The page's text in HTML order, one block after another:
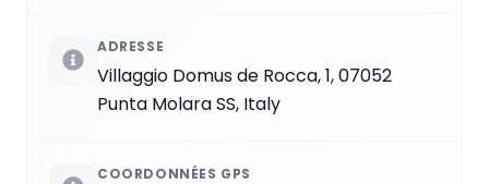
ADRESSE
Villaggio Domus de Rocca, 1, 07052
Punta Molara SS, Italy
COORDONNÉES GPS